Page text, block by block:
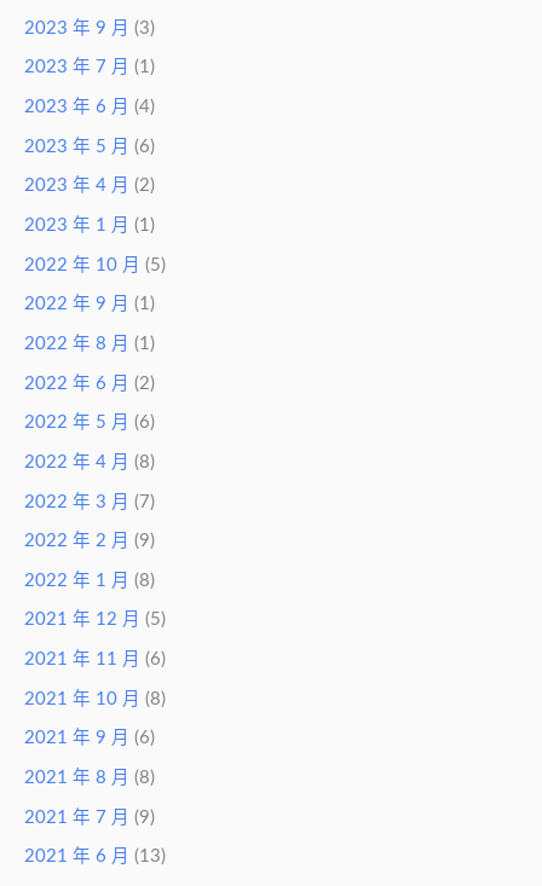
2023 年 9 月 (3)
2023 年 7 月 (1)
2023 年 6 月 (4)
2023 年 5 月 (6)
2023 年 4 月 (2)
2023 年 1 月 (1)
2022 年 10 月 (5)
2022 年 9 月 (1)
2022 年 8 月 (1)
2022 年 6 月 (2)
2022 年 5 月 (6)
2022 年 4 月 (8)
2022 年 3 月 (7)
2022 年 2 月 (9)
2022 年 1 月 (8)
2021 年 12 月 (5)
2021 年 11 月 (6)
2021 年 10 月 (8)
2021 年 9 月 (6)
2021 年 8 月 (8)
2021 年 7 月 (9)
2021 年 6 月 (13)